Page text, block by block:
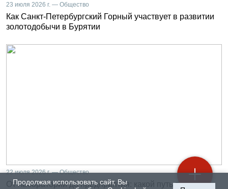
Продолжая использовать сайт, Вы
23 июля 2026 г. — Общество
Как Санкт-Петербургский Горный участвует в развитии
золотодобычи в Бурятии
22 июля 2026 г. — Общество
От лаборатории до предприятия: какой путь проходят